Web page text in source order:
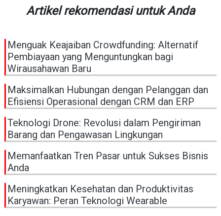
Artikel rekomendasi untuk Anda
Menguak Keajaiban Crowdfunding: Alternatif
Pembiayaan yang Menguntungkan bagi
Wirausahawan Baru
Maksimalkan Hubungan dengan Pelanggan dan
Efisiensi Operasional dengan CRM dan ERP
Teknologi Drone: Revolusi dalam Pengiriman
Barang dan Pengawasan Lingkungan
Memanfaatkan Tren Pasar untuk Sukses Bisnis
Anda
Meningkatkan Kesehatan dan Produktivitas
Karyawan: Peran Teknologi Wearable